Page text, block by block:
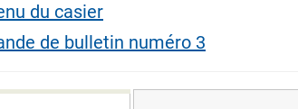
du casier
de bulletin numéro 3